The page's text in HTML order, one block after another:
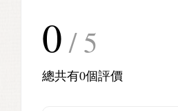
0 / 5
總共有0個評價